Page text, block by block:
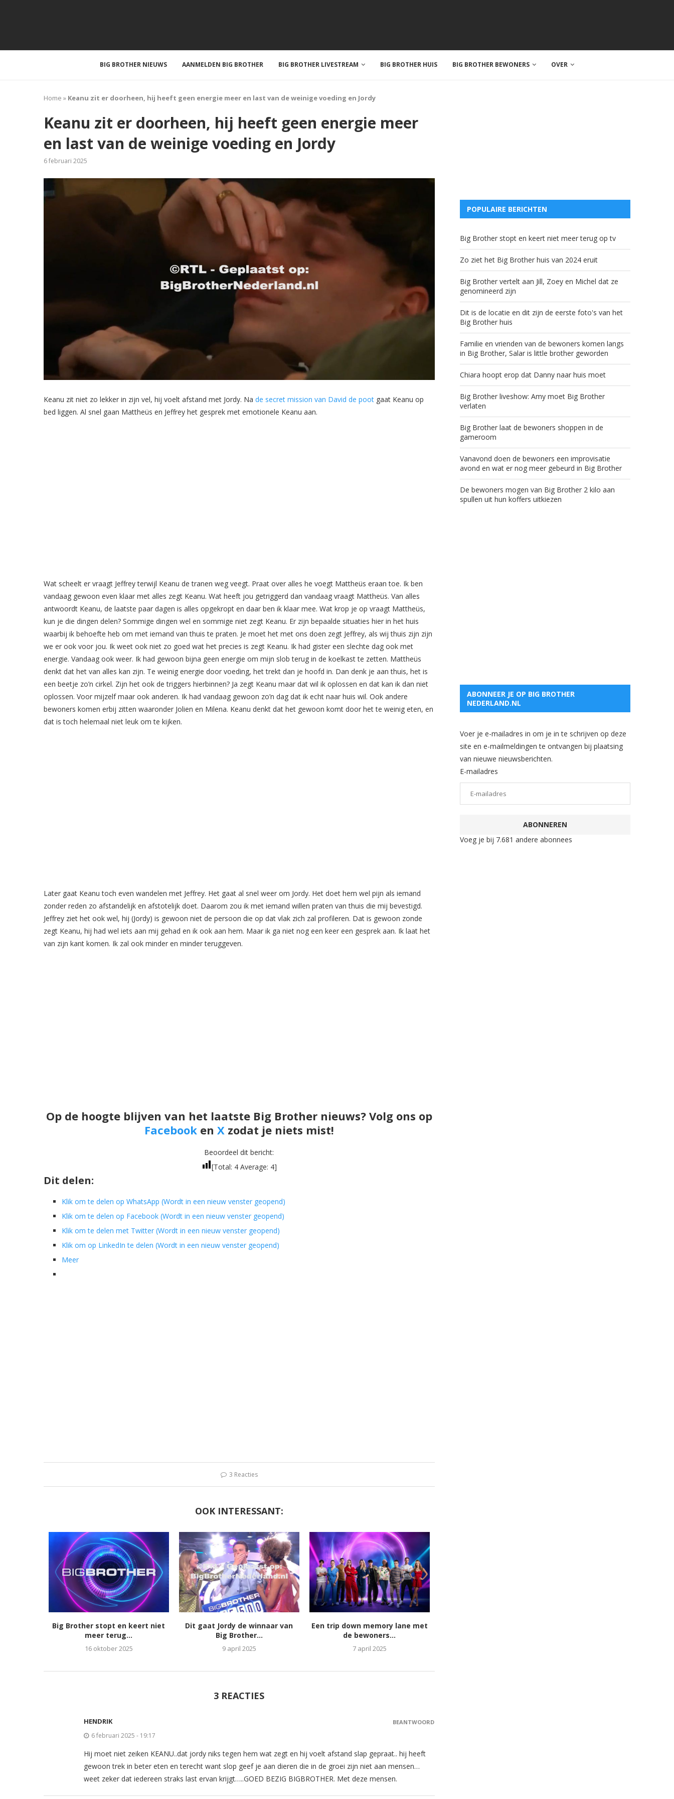
BIG BROTHER NIEUWS AANMELDEN BIG BROTHER BIG BROTHER LIVESTREAM BIG BROTHER HUIS BIG BROTHER BEWONERS OVER
Home » Keanu zit er doorheen, hij heeft geen energie meer en last van de weinige voeding en Jordy
Keanu zit er doorheen, hij heeft geen energie meer
en last van de weinige voeding en Jordy
6 februari 2025
Keanu zit niet zo lekker in zijn vel, hij voelt afstand met Jordy. Na de secret mission van David de poot gaat Keanu op
bed liggen. Al snel gaan Mattheüs en Jeffrey het gesprek met emotionele Keanu aan.
Wat scheelt er vraagt Jeffrey terwijl Keanu de tranen weg veegt. Praat over alles he voegt Mattheüs eraan toe. Ik ben
vandaag gewoon even klaar met alles zegt Keanu. Wat heeft jou getriggerd dan vandaag vraagt Mattheüs. Van alles
antwoordt Keanu, de laatste paar dagen is alles opgekropt en daar ben ik klaar mee. Wat krop je op vraagt Mattheüs,
kun je die dingen delen? Sommige dingen wel en sommige niet zegt Keanu. Er zijn bepaalde situaties hier in het huis
waarbij ik behoefte heb om met iemand van thuis te praten. Je moet het met ons doen zegt Jeffrey, als wij thuis zijn zijn
we er ook voor jou. Ik weet ook niet zo goed wat het precies is zegt Keanu. Ik had gister een slechte dag ook met
energie. Vandaag ook weer. Ik had gewoon bijna geen energie om mijn slob terug in de koelkast te zetten. Mattheüs
denkt dat het van alles kan zijn. Te weinig energie door voeding, het trekt dan je hoofd in. Dan denk je aan thuis, het is
een beetje zo’n cirkel. Zijn het ook de triggers hierbinnen? Ja zegt Keanu maar dat wil ik oplossen en dat kan ik dan niet
oplossen. Voor mijzelf maar ook anderen. Ik had vandaag gewoon zo’n dag dat ik echt naar huis wil. Ook andere
bewoners komen erbij zitten waaronder Jolien en Milena. Keanu denkt dat het gewoon komt door het te weinig eten, en
dat is toch helemaal niet leuk om te kijken.
Later gaat Keanu toch even wandelen met Jeffrey. Het gaat al snel weer om Jordy. Het doet hem wel pijn als iemand
zonder reden zo afstandelijk en afstotelijk doet. Daarom zou ik met iemand willen praten van thuis die mij bevestigd.
Jeffrey ziet het ook wel, hij (Jordy) is gewoon niet de persoon die op dat vlak zich zal profileren. Dat is gewoon zonde
zegt Keanu, hij had wel iets aan mij gehad en ik ook aan hem. Maar ik ga niet nog een keer een gesprek aan. Ik laat het
van zijn kant komen. Ik zal ook minder en minder teruggeven.
Op de hoogte blijven van het laatste Big Brother nieuws? Volg ons op
Facebooken X zodat je niets mist!
Beoordeel dit bericht:
[Total: 4Average: 4]
Dit delen:
Klik om te delen op WhatsApp (Wordt in een nieuw venster geopend)
Klik om te delen op Facebook (Wordt in een nieuw venster geopend)
Klik om te delen met Twitter (Wordt in een nieuw venster geopend)
Klik om op LinkedIn te delen (Wordt in een nieuw venster geopend)
Meer
3 Reacties
OOK INTERESSANT:
Big Brother stopt en keert niet
meer terug...
16 oktober 2025
Dit gaat Jordy de winnaar van
Big Brother...
9 april 2025
Een trip down memory lane met
de bewoners...
7 april 2025
3 REACTIES
HENDRIK
6 februari 2025 - 19:17
Hij moet niet zeiken KEANU..dat jordy niks tegen hem wat zegt en hij voelt afstand slap gepraat.. hij heeft
gewoon trek in beter eten en terecht want slop geef je aan dieren die in de groei zijn niet aan mensen…
weet zeker dat iedereen straks last ervan krijgt…..GOED BEZIG BIGBROTHER. Met deze mensen.
BEANTWOORD
POPULAIRE BERICHTEN
Big Brother stopt en keert niet meer terug op tv
Zo ziet het Big Brother huis van 2024 eruit
Big Brother vertelt aan Jill, Zoey en Michel dat ze
genomineerd zijn
Dit is de locatie en dit zijn de eerste foto's van het
Big Brother huis
Familie en vrienden van de bewoners komen langs
in Big Brother, Salar is little brother geworden
Chiara hoopt erop dat Danny naar huis moet
Big Brother liveshow: Amy moet Big Brother
verlaten
Big Brother laat de bewoners shoppen in de
gameroom
Vanavond doen de bewoners een improvisatie
avond en wat er nog meer gebeurd in Big Brother
De bewoners mogen van Big Brother 2 kilo aan
spullen uit hun koffers uitkiezen
ABONNEER JE OP BIG BROTHER
NEDERLAND.NL
Voer je e-mailadres in om je in te schrijven op deze
site en e-mailmeldingen te ontvangen bij plaatsing
van nieuwe nieuwsberichten.
E-mailadres
ABONNEREN
Voeg je bij 7.681 andere abonnees